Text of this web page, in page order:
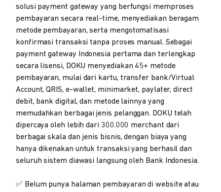
solusi payment gateway yang berfungsi memproses
pembayaran secara real-time, menyediakan beragam
metode pembayaran, serta mengotomatisasi
konfirmasi transaksi tanpa proses manual. Sebagai
payment gateway Indonesia pertama dan terlengkap
secara lisensi, DOKU menyediakan 45+ metode
pembayaran, mulai dari kartu, transfer bank/Virtual
Account, QRIS, e-wallet, minimarket, paylater, direct
debit, bank digital, dan metode lainnya yang
memudahkan berbagai jenis pelanggan. DOKU telah
dipercaya oleh lebih dari 300.000 merchant dari
berbagai skala dan jenis bisnis, dengan biaya yang
hanya dikenakan untuk transaksi yang berhasil dan
seluruh sistem diawasi langsung oleh Bank Indonesia.
✅ Belum punya halaman pembayaran di website atau